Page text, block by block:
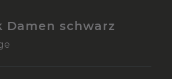
Damen schwarz